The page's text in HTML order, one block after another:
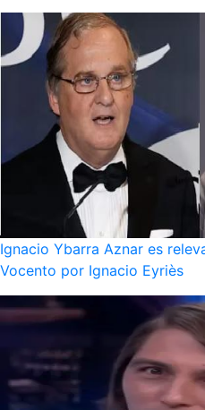
Ignacio Ybarra Aznar es
Vocento por Ignacio Eyriès